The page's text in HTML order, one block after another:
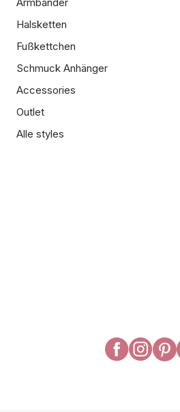
Halsketten
Fußkettchen
Schmuck Anhänger
Accessories
Outlet
Alle styles